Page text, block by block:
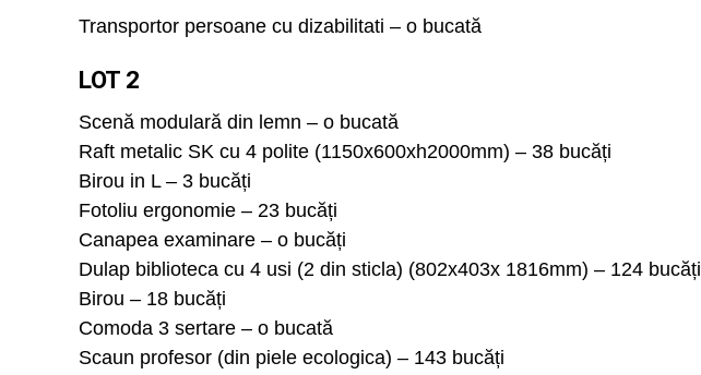
Transportor persoane cu dizabilitati – o bucată
LOT 2
Scenă modulară din lemn – o bucată
Raft metalic SK cu 4 polite (1150x600xh2000mm) – 38 bucăți
Birou in L – 3 bucăți
Fotoliu ergonomie – 23 bucăți
Canapea examinare – o bucăți
Dulap biblioteca cu 4 usi (2 din sticla) (802x403x 1816mm) – 124 bucăți
Birou – 18 bucăți
Comoda 3 sertare – o bucată
Scaun profesor (din piele ecologica) – 143 bucăți